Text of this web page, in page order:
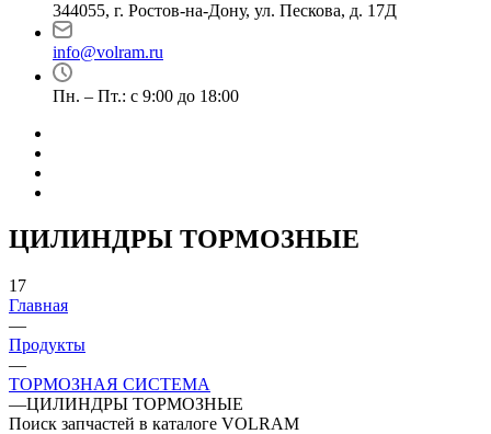
344055, г. Ростов-на-Дону, ул. Пескова, д. 17Д
info@volram.ru
Пн. – Пт.: с 9:00 до 18:00
ЦИЛИНДРЫ ТОРМОЗНЫЕ
17
Главная
—
Продукты
—
ТОРМОЗНАЯ СИСТЕМА
—ЦИЛИНДРЫ ТОРМОЗНЫЕ
Поиск запчастей в каталоге VOLRAM